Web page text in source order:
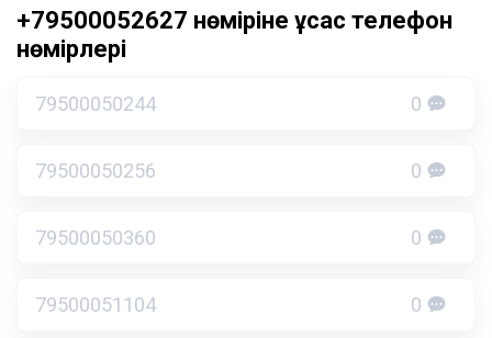
+79500052627 нөміріне ұқсас телефон
нөмірлері
79500050244 0
79500050256 0
79500050360 0
79500051104 0